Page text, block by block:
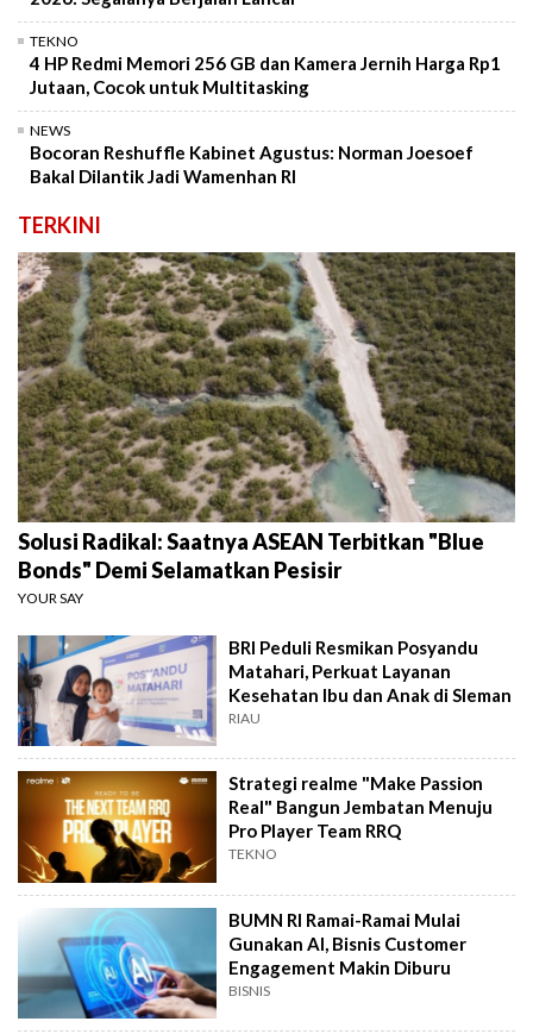
TEKNO
4 HP Redmi Memori 256 GB dan Kamera Jernih Harga Rp1
Jutaan, Cocok untuk Multitasking
NEWS
Bocoran Reshuffle Kabinet Agustus: Norman Joesoef
Bakal Dilantik Jadi Wamenhan RI
TERKINI
Solusi Radikal: Saatnya ASEAN Terbitkan "Blue
Bonds" Demi Selamatkan Pesisir
YOUR SAY
BRI Peduli Resmikan Posyandu
Matahari, Perkuat Layanan
Kesehatan Ibu dan Anak di Sleman
RIAU
Strategi realme "Make Passion
Real" Bangun Jembatan Menuju
Pro Player Team RRQ
TEKNO
BUMN RI Ramai-Ramai Mulai
Gunakan AI, Bisnis Customer
Engagement Makin Diburu
BISNIS